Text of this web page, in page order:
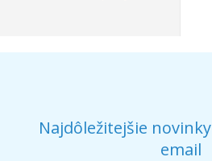
Najdôležitejšie
email